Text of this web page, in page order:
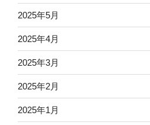
2025年5月
2025年4月
2025年3月
2025年2月
2025年1月